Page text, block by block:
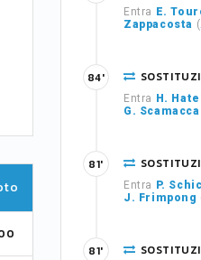
Entra E.
Zappacosta (
Entra H.
G. Scamacca
84'
Entra P.
J. Frimpong
81'
81'